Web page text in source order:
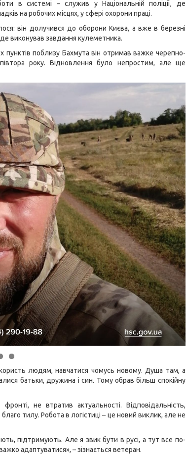
в системі – служив у Національній поліції, де
на робочих місцях, у сфері охорони праці.
він долучився до оборони Києва, а вже в березні
виконував завдання кулеметника.
пунктів поблизу Бахмута він отримав важке черепно-
року. Відновлення було непростим, але ще
людям, навчатися чомусь новому. Душа там, а
батьки, дружина і син. Тому обрав більш спокійну
не втратив актуальності. Відповідальність,
тилу. Робота в логістиці – це новий виклик, але не
підтримують. Але я звик бути в русі, а тут все по-
адаптуватися», – зізнається ветеран.